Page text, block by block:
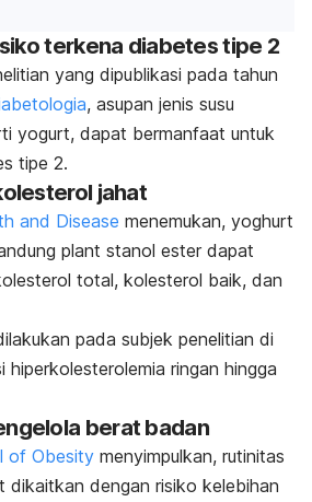
terkena diabetes tipe 2
yang dipublikasi pada tahun
, asupan jenis susu
yogurt, dapat bermanfaat untuk
tipe 2.
jahat
and Disease menemukan, yoghurt
plant stanol ester dapat
total, kolesterol baik, dan
pada subjek penelitian di
hiperkolesterolemia ringan hingga
berat badan
of Obesity menyimpulkan, rutinitas
dikaitkan dengan risiko kelebihan